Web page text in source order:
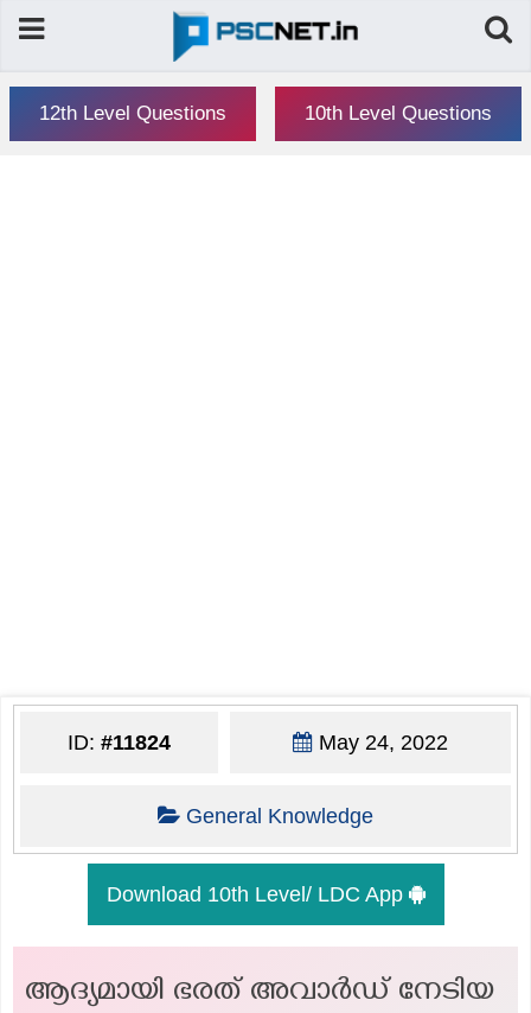
12th Level Questions 10th Level Questions
ID: #11824 May 24, 2022
General Knowledge
Download 10th Level/ LDC App
ആദ്യമായി ഭരത് അവാര്‍ഡ് നേടിയ